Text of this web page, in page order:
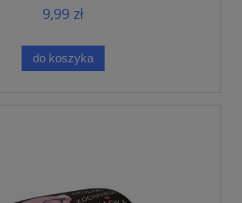
9,99 zł
do koszyka